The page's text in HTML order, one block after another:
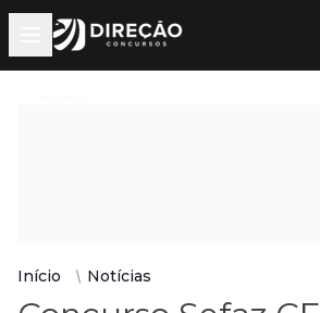
Open main menu
Início Notícias